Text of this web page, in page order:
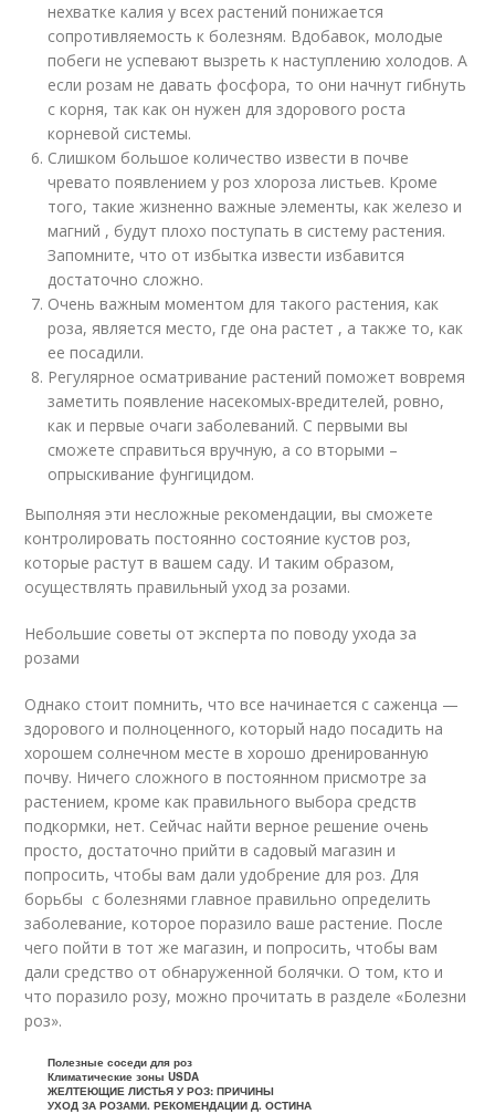
нехватке калия у всех растений понижается
сопротивляемость к болезням. Вдобавок, молодые
побеги не успевают вызреть к наступлению холодов. А
если розам не давать фосфора, то они начнут гибнуть
с корня, так как он нужен для здорового роста
корневой системы.
Слишком большое количество извести в почве
чревато появлением у роз хлороза листьев. Кроме
того, такие жизненно важные элементы, как железо и
магний , будут плохо поступать в систему растения.
Запомните, что от избытка извести избавится
достаточно сложно.
Очень важным моментом для такого растения, как
роза, является место, где она растет , а также то, как
ее посадили.
Регулярное осматривание растений поможет вовремя
заметить появление насекомых-вредителей, ровно,
как и первые очаги заболеваний. С первыми вы
сможете справиться вручную, а со вторыми –
опрыскивание фунгицидом.
Выполняя эти несложные рекомендации, вы сможете
контролировать постоянно состояние кустов роз,
которые растут в вашем саду. И таким образом,
осуществлять правильный уход за розами.
Небольшие советы от эксперта по поводу ухода за
розами
Однако стоит помнить, что все начинается с саженца —
здорового и полноценного, который надо посадить на
хорошем солнечном месте в хорошо дренированную
почву. Ничего сложного в постоянном присмотре за
растением, кроме как правильного выбора средств
подкормки, нет. Сейчас найти верное решение очень
просто, достаточно прийти в садовый магазин и
попросить, чтобы вам дали удобрение для роз. Для
борьбы с болезнями главное правильно определить
заболевание, которое поразило ваше растение. После
чего пойти в тот же магазин, и попросить, чтобы вам
дали средство от обнаруженной болячки. О том, кто и
что поразило розу, можно прочитать в разделе «Болезни
роз».
Полезные соседи для роз
Климатические зоны USDA
ЖЕЛТЕЮЩИЕ ЛИСТЬЯ У РОЗ: ПРИЧИНЫ
УХОД ЗА РОЗАМИ. РЕКОМЕНДАЦИИ Д. ОСТИНА